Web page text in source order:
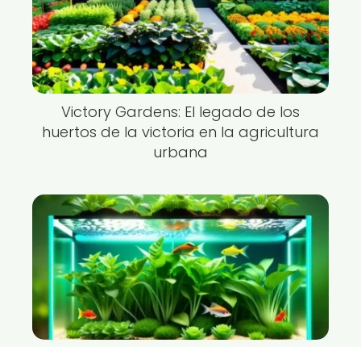
Victory Gardens: El legado de los
huertos de la victoria en la agricultura
urbana